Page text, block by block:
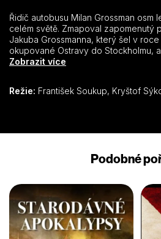
Řidič autobusu Milan Grossman osm
celém světě. Zmapoval zapomenutý
Jakuba Grossmanna, který šel v
okupované Ostravy do Stockholmu,
odboje. Nyní se Milan vydává na
Zobrazit více
Režie: František Soukup, Kryštof
Podobné